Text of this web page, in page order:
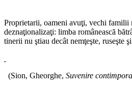
Proprietarii, oameni avuţi, vechi familii
deznaţionalizaţi: limba românească
tinerii nu ştiau decât nemţeşte, ruseşte şi
(Sion, Gheorghe, Suvenire